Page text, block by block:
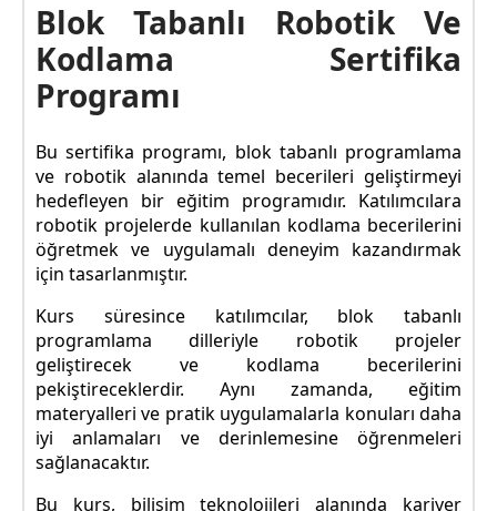
Blok Tabanlı Robotik Ve
Kodlama Sertifika
Programı
Bu sertifika programı, blok tabanlı programlama
ve robotik alanında temel becerileri geliştirmeyi
hedefleyen bir eğitim programıdır. Katılımcılara
robotik projelerde kullanılan kodlama becerilerini
öğretmek ve uygulamalı deneyim kazandırmak
için tasarlanmıştır.
Kurs süresince katılımcılar, blok tabanlı
programlama dilleriyle robotik projeler
geliştirecek ve kodlama becerilerini
pekiştireceklerdir. Aynı zamanda, eğitim
materyalleri ve pratik uygulamalarla konuları daha
iyi anlamaları ve derinlemesine öğrenmeleri
sağlanacaktır.
Bu kurs, bilişim teknolojileri alanında kariyer